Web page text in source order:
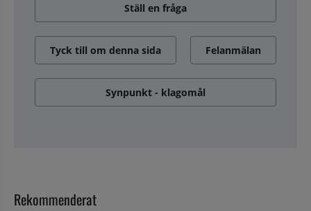
Ställ en fråga
Tyck till om denna sida Felanmälan
Synpunkt - klagomål
Rekommenderat